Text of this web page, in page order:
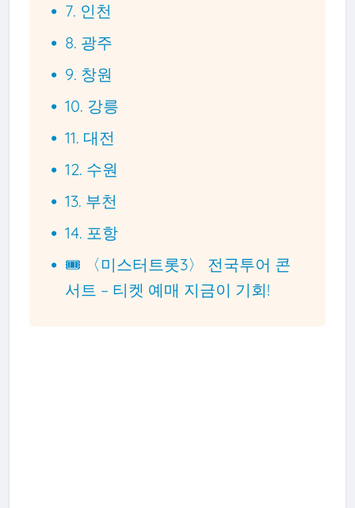
7. 인천
8. 광주
9. 창원
10. 강릉
11. 대전
12. 수원
13. 부천
14. 포항
🎟️ 〈미스터트롯3〉 전국투어 콘
서트 – 티켓 예매 지금이 기회!